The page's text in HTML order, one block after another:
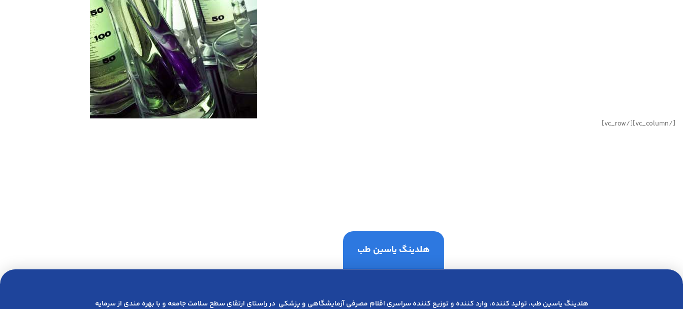
[/vc_column][/vc_row]
هلدینگ یاسین طب
هلدینگ یاسین طب، تولید کننده، وارد کننده و توزیع کننده سراسری اقلام مصرفی آزمایشگاهی و پزشکی در راﺳﺘﺎی ارﺗﻘﺎی ﺳﻄﺢ ﺳﻼﻣﺖ ﺟﺎﻣﻌﻪ و ﺑﺎ ﺑﻬﺮه ﻣﻨﺪی از ﺳﺮﻣﺎﯾﻪ